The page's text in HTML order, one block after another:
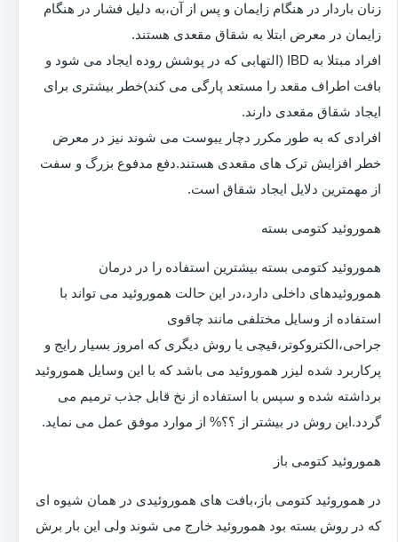
زنان باردار در هنگام زایمان و پس از آن،به دلیل فشار در هنگام
زایمان در معرض ابتلا به شقاق مقعدی هستند.
افراد مبتلا به IBD (التهابی که در پوشش روده ایجاد می شود و
بافت اطراف مقعد را مستعد پارگی می کند)خطر بیشتری برای
ایجاد شقاق مقعدی دارند.
افرادی که به طور مکرر دچار یبوست می شوند نیز در معرض
خطر افزایش ترک های مقعدی هستند.دفع مدفوع بزرگ و سفت
از مهمترین دلایل ایجاد شقاق است.
هموروئید کتومی بسته
هموروئید کتومی بسته بیشترین استفاده را در درمان
هموروئیدهای داخلی دارد،در این حالت هموروئید می تواند با
استفاده از وسایل مختلفی مانند چاقوی
جراحی،الکتروکوتر،قیچی یا روش دیگری که امروز بسیار رایج و
پرکاربرد شده لیزر هموروئید می باشد که با این وسایل هموروئید
برداشته شده و سپس با استفاده از نخ قابل جذب ترمیم می
گردد.این روش در بیشتر از ؟؟% از موارد موفق عمل می نماید.
هموروئید کتومی باز
در هموروئید کتومی باز،بافت های هموروئیدی در همان شیوه ای
که در روش بسته بود هموروئید خارج می شوند ولی این بار برش